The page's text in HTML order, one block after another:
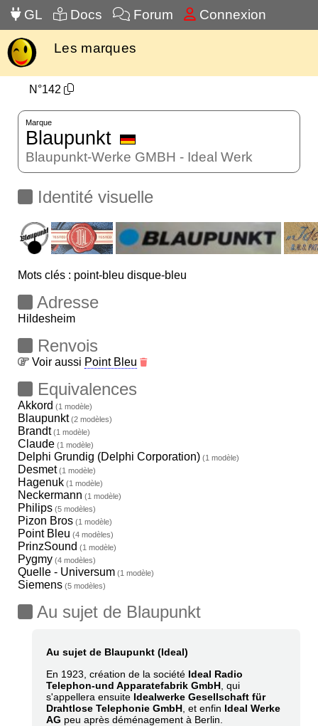
GL Docs Forum Connexion
Les marques
N°142
Marque
Blaupunkt
Blaupunkt-Werke GMBH - Ideal Werk
Identité visuelle
Mots clés : point-bleu disque-bleu
Adresse
Hildesheim
Renvois
Voir aussi Point Bleu
Equivalences
Akkord (1 modèle)
Blaupunkt(2 modèles)
Brandt(1 modèle)
Claude (1 modèle)
Delphi Grundig (Delphi Corporation) (1 modèle)
Desmet(1 modèle)
Hagenuk (1 modèle)
Neckermann (1 modèle)
Philips (5 modèles)
Pizon Bros (1 modèle)
Point Bleu (4 modèles)
PrinzSound (1 modèle)
Pygmy (4 modèles)
Quelle - Universum (1 modèle)
Siemens (5 modèles)
Au sujet de Blaupunkt
Au sujet de Blaupunkt (Ideal)
En 1923, création de la société Ideal Radio
Telephon-und Apparatefabrik GmbH , qui
s'appellera ensuite Idealwerke Gesellschaft für
Drahtlose Telephonie GmbH , et enfin Ideal Werke
AG peu après déménagement à Berlin.